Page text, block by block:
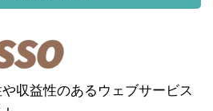
収益性のあるウェブサービス